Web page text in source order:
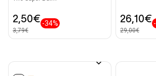
2,50€
3,79€
-34% 26,10€
29,00€